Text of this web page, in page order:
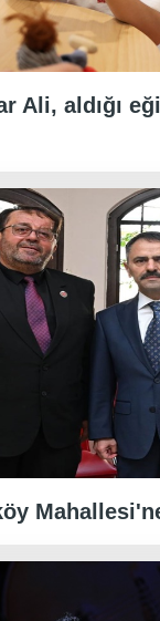
Ali, aldığı